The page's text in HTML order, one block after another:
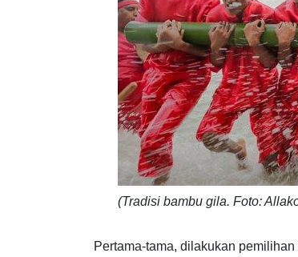
(Tradisi bambu gila. Foto:
Pertama-tama, dilakukan